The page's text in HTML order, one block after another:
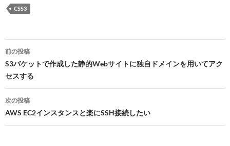
CSS3
投
稿
ナ
ビ
ゲ
前の投稿
S3バケットで作成した静的Webサイトに独自ドメインを用いてアク
セスする
次の投稿
AWS EC2インスタンスと楽にSSH接続したい